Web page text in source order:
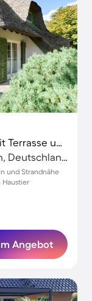
Kinderfreundliches Ferienhaus mit Terrasse und Grill | Neben dem Strand | Haustiere sind willkommen
Trassenheide, Ostvorpommern, Deutschland
und Strandnähe
Angebot